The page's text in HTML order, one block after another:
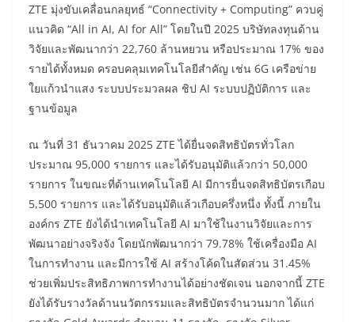
ZTE มุ่งขับเคลื่อนกลยุทธ์ “Connectivity + Computing” ควบคู่
แนวคิด “All in AI, AI for All” โดยในปี 2025 บริษัทลงทุนด้าน
วิจัยและพัฒนากว่า 22,760 ล้านหยวน หรือประมาณ 17% ของ
รายได้ทั้งหมด ครอบคลุมเทคโนโลยีสำคัญ เช่น 6G เครือข่าย
ใยแก้วนำแสง ระบบประมวลผล ชิป AI ระบบปฏิบัติการ และ
ฐานข้อมูล
ณ วันที่ 31 ธันวาคม 2025 ZTE ได้ยื่นจดสิทธิบัตรทั่วโลก
ประมาณ 95,000 รายการ และได้รับอนุมัติแล้วกว่า 50,000
รายการ ในขณะที่ด้านเทคโนโลยี AI มีการยื่นจดสิทธิบัตรเกือบ
5,500 รายการ และได้รับอนุมัติแล้วเกือบครึ่งหนึ่ง ทั้งนี้ ภายใน
องค์กร ZTE ยังได้นำเทคโนโลยี AI มาใช้ในงานวิจัยและการ
พัฒนาอย่างจริงจัง โดยนักพัฒนากว่า 79.78% ใช้เครื่องมือ AI
ในการทำงาน และมีการใช้ AI สร้างโค้ดในสัดส่วน 31.45%
ช่วยเพิ่มประสิทธิภาพการทำงานได้อย่างชัดเจน นอกจากนี้ ZTE
ยังได้รับรางวัลด้านนวัตกรรมและสิทธิบัตรจำนวนมาก ได้แก่